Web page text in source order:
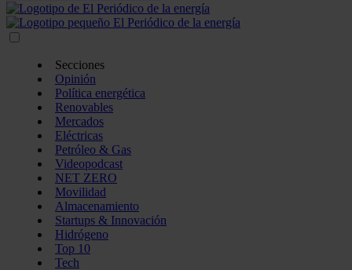
Secciones
Opinión
Política energética
Renovables
Mercados
Eléctricas
Petróleo & Gas
Videopodcast
NET ZERO
Movilidad
Almacenamiento
Startups & Innovación
Hidrógeno
Top 10
Tech